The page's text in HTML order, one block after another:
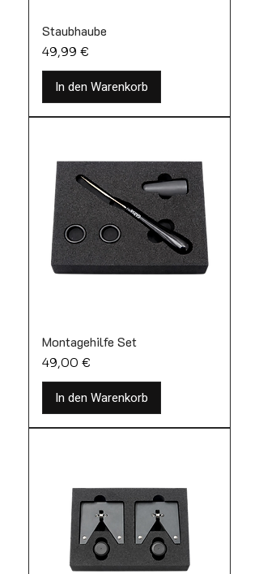
Staubhaube
Preis
49,99 €
In den Warenkorb
Montagehilfe Set
Preis
49,00 €
In den Warenkorb